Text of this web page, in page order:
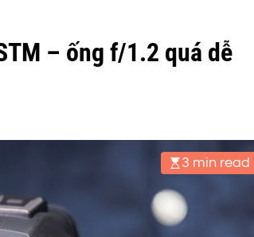
– ống f/1.2 quá dễ
3 min read